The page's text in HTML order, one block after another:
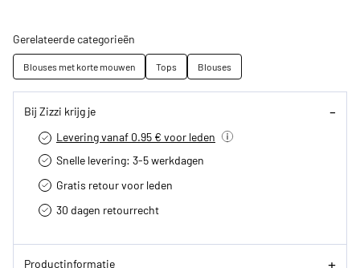
Gerelateerde categorieën
Blouses met korte mouwen Tops Blouses
Bij Zizzi krijg je
Levering vanaf 0.95 € voor leden
Snelle levering: 3-5 werkdagen
Gratis retour voor leden
30 dagen retourrecht­
Productinformatie